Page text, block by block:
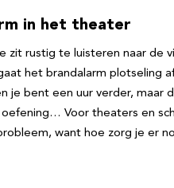
in het theater
zit rustig te luisteren naar de
het brandalarm plotseling
je bent een uur verder, maar
oefening… Voor theaters en
want hoe zorg je er